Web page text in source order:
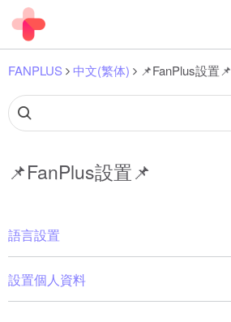
FANPLUS 中文(繁体) 📌FanPlus設置📌
📌FanPlus設置📌
語言設置
設置個人資料